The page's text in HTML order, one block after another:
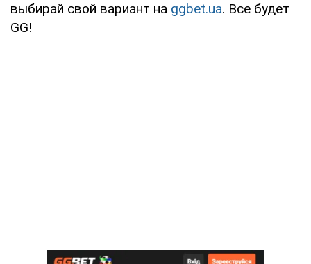
выбирай свой вариант на ggbet.ua. Все будет
GG!